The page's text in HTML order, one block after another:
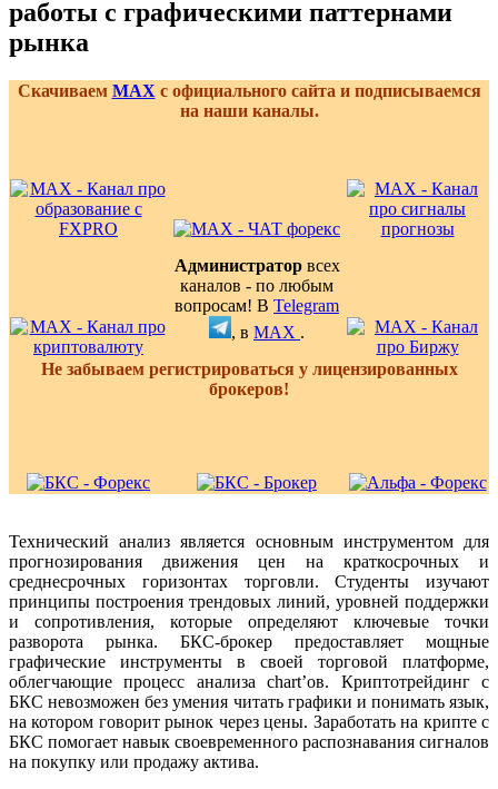
работы с графическими паттернами
рынка
Скачиваем MAX с официального сайта и подписываемся
на наши каналы.
Администраторвсех
каналов - по любым
вопросам! В Telegram
, в MAX .
Не забываем регистрироваться у лицензированных
брокеров!
Технический анализ является основным инструментом для
прогнозирования движения цен на краткосрочных и
среднесрочных горизонтах торговли. Студенты изучают
принципы построения трендовых линий, уровней поддержки
и сопротивления, которые определяют ключевые точки
разворота рынка. БКС-брокер предоставляет мощные
графические инструменты в своей торговой платформе,
облегчающие процесс анализа chart’ов. Криптотрейдинг с
БКС невозможен без умения читать графики и понимать язык,
на котором говорит рынок через цены. Заработать на крипте с
БКС помогает навык своевременного распознавания сигналов
на покупку или продажу актива.